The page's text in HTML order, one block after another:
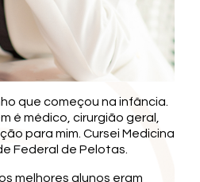
que começou na infância.
é médico, cirurgião geral,
para mim. Cursei Medicina
Federal de Pelotas.
melhores alunos eram